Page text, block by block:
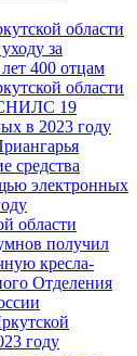
области
за
400 отцам
области
СНИЛС 19
в 2023 году
средства
электронных
области
получил
кресла-
Отделения
году